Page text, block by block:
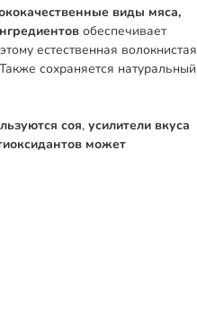
виды мяса,
обеспечивает
естественная волокнистая
сохраняется натуральный
соя, усилители вкуса
может